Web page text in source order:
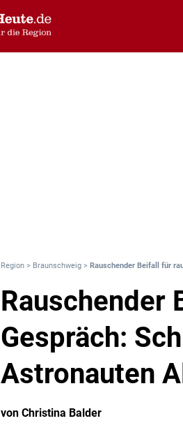
Region > Braunschweig > Rauschender Beifall für
Rauschender
Gespräch:
Astronauten
von Christina Balder